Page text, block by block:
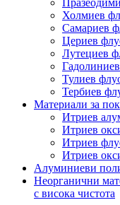
Холмиев
Самариев
Цериев
Лутециев
Тулиев
Тербиев
Материали за
Итриев
Итриев
Итриев
Итриев
Алуминиеви
Неорганични
с висока чистота